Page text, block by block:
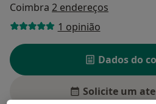
Coimbra 2 endereços
1 opinião
Dados do
Solicite um